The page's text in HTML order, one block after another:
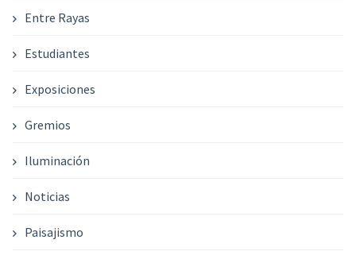
Entre Rayas
Estudiantes
Exposiciones
Gremios
Iluminación
Noticias
Paisajismo